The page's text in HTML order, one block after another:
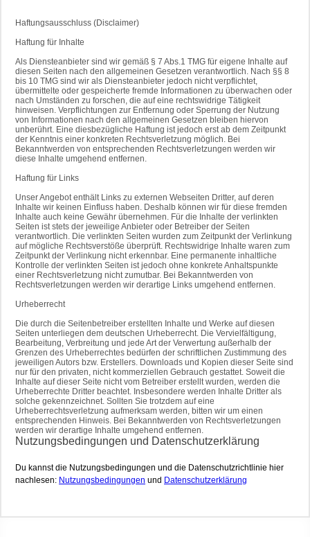
Haftungsausschluss (Disclaimer)
Haftung für Inhalte
Als Diensteanbieter sind wir gemäß § 7 Abs.1 TMG für eigene Inhalte auf
diesen Seiten nach den allgemeinen Gesetzen verantwortlich. Nach §§ 8
bis 10 TMG sind wir als Diensteanbieter jedoch nicht verpflichtet,
übermittelte oder gespeicherte fremde Informationen zu überwachen oder
nach Umständen zu forschen, die auf eine rechtswidrige Tätigkeit
hinweisen. Verpflichtungen zur Entfernung oder Sperrung der Nutzung
von Informationen nach den allgemeinen Gesetzen bleiben hiervon
unberührt. Eine diesbezügliche Haftung ist jedoch erst ab dem Zeitpunkt
der Kenntnis einer konkreten Rechtsverletzung möglich. Bei
Bekanntwerden von entsprechenden Rechtsverletzungen werden wir
diese Inhalte umgehend entfernen.
Haftung für Links
Unser Angebot enthält Links zu externen Webseiten Dritter, auf deren
Inhalte wir keinen Einfluss haben. Deshalb können wir für diese fremden
Inhalte auch keine Gewähr übernehmen. Für die Inhalte der verlinkten
Seiten ist stets der jeweilige Anbieter oder Betreiber der Seiten
verantwortlich. Die verlinkten Seiten wurden zum Zeitpunkt der Verlinkung
auf mögliche Rechtsverstöße überprüft. Rechtswidrige Inhalte waren zum
Zeitpunkt der Verlinkung nicht erkennbar. Eine permanente inhaltliche
Kontrolle der verlinkten Seiten ist jedoch ohne konkrete Anhaltspunkte
einer Rechtsverletzung nicht zumutbar. Bei Bekanntwerden von
Rechtsverletzungen werden wir derartige Links umgehend entfernen.
Urheberrecht
Die durch die Seitenbetreiber erstellten Inhalte und Werke auf diesen
Seiten unterliegen dem deutschen Urheberrecht. Die Vervielfältigung,
Bearbeitung, Verbreitung und jede Art der Verwertung außerhalb der
Grenzen des Urheberrechtes bedürfen der schriftlichen Zustimmung des
jeweiligen Autors bzw. Erstellers. Downloads und Kopien dieser Seite sind
nur für den privaten, nicht kommerziellen Gebrauch gestattet. Soweit die
Inhalte auf dieser Seite nicht vom Betreiber erstellt wurden, werden die
Urheberrechte Dritter beachtet. Insbesondere werden Inhalte Dritter als
solche gekennzeichnet. Sollten Sie trotzdem auf eine
Urheberrechtsverletzung aufmerksam werden, bitten wir um einen
entsprechenden Hinweis. Bei Bekanntwerden von Rechtsverletzungen
werden wir derartige Inhalte umgehend entfernen.
Nutzungsbedingungen und Datenschutzerklärung
Du kannst die Nutzungsbedingungen und die Datenschutzrichtlinie hier
nachlesen: Nutzungsbedingungen und Datenschutzerklärung